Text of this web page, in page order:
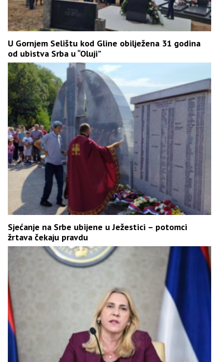
U Gornjem Selištu kod Gline obilježena 31 godina
od ubistva Srba u “Oluji”
Sjećanje na Srbe ubijene u Ježestici – potomci
žrtava čekaju pravdu